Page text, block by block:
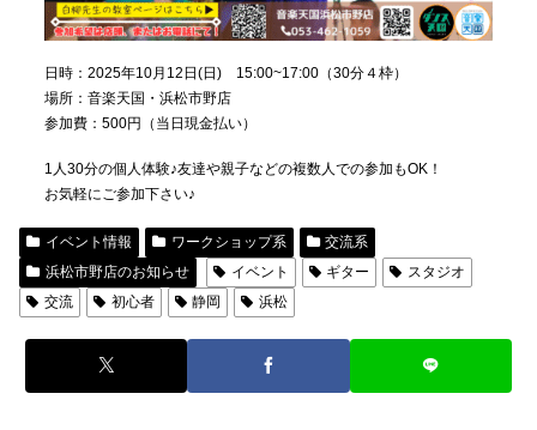
日時：2025年10月12日(日) 15:00~17:00（30分４枠）
場所：音楽天国・浜松市野店
参加費：500円（当日現金払い）
1人30分の個人体験♪友達や親子などの複数人での参加もOK！
お気軽にご参加下さい♪
イベント情報 ワークショップ系
交流系
浜松市野店のお知らせ
イベント ギター
スタジオ
交流
初心者 静岡 浜松